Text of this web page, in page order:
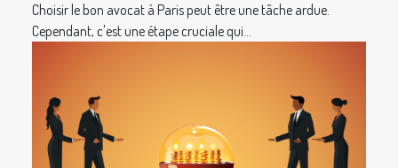
Choisir le bon avocat à Paris peut être une tâche ardue.
Cependant, c'est une étape cruciale qui...